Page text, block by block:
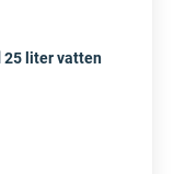
25 litervatten